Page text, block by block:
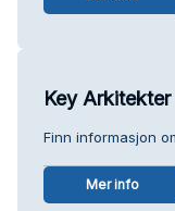
Key Arkitekter
Finn informasjon
Mer info